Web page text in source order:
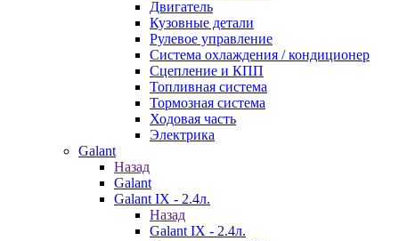
Двигатель
Кузовные детали
Рулевое управление
Система охлаждения / кондиционер
Сцепление и КПП
Топливная система
Тормозная система
Ходовая часть
Электрика
Galant
Назад
Galant
Galant IX - 2.4л.
Назад
Galant IX - 2.4л.